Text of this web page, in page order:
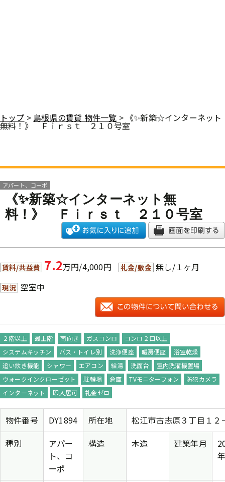
トップ > 島根県の賃貸 物件一覧 > 《✨新築☆インターネット
無料！》 Ｆｉｒｓｔ ２１０号室
アパート、コーポ
《✨新築☆インターネット無
料！》 Ｆｉｒｓｔ ２１０号室
賃料/共益費 7.2万円/4,000円 礼金/敷金 無し/１ヶ月
現況 空室中
２階以上 最上階 南向き ガスコンロ
コンロ２口以上
システムキッチン
バス・トイレ別 洗浄便座 暖房便座
浴室乾燥
追い炊き機能
シャワー エアコン 給湯 洗面台
室内洗濯機置場
ウォークインクローゼット
駐輪場 倉庫 TVモニターフォン
防犯カメラ
インターネット
即入居可 礼金ゼロ
物件番号 DY1894 所在地
松江市古志原３丁目１２
種別
アパー
ト、コ
ーポ
構造 木造 建築年月